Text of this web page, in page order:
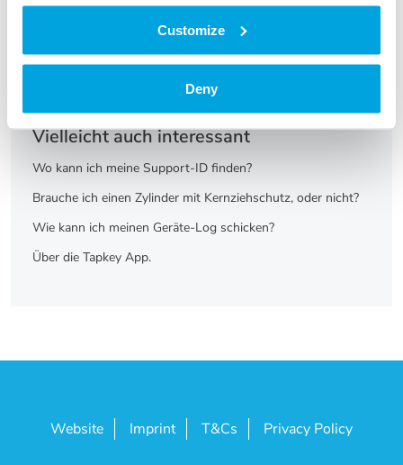
Customize
Deny
Wo finde ich das Tapkey Mobile SDK?
Welche Produkte sind kompatibel mit Tapkey?
Wo kann ich die API Dokumentation finden?
Wie viel kostet eine Tapkey-Integration?
Vielleicht auch interessant
Wo kann ich meine Support-ID finden?
Brauche ich einen Zylinder mit Kernziehschutz, oder nicht?
Wie kann ich meinen Geräte-Log schicken?
Über die Tapkey App.
Website Imprint T&Cs Privacy Policy